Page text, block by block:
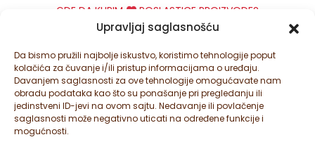
Upravljaj saglasnošću
Da bismo pružili najbolje iskustvo, koristimo tehnologije poput
kolačića za čuvanje i/ili pristup informacijama o uređaju.
Davanjem saglasnosti za ove tehnologije omogućavate nam
obradu podataka kao što su ponašanje pri pregledanju ili
jedinstveni ID-jevi na ovom sajtu. Nedavanje ili povlačenje
saglasnosti može negativno uticati na određene funkcije i
mogućnosti.
GDE DA KUPIM
POSLASTICE PROIZVODE?
KONTAKT
NEWSLETTER
PODEŠAVANJA KOLAČIĆA